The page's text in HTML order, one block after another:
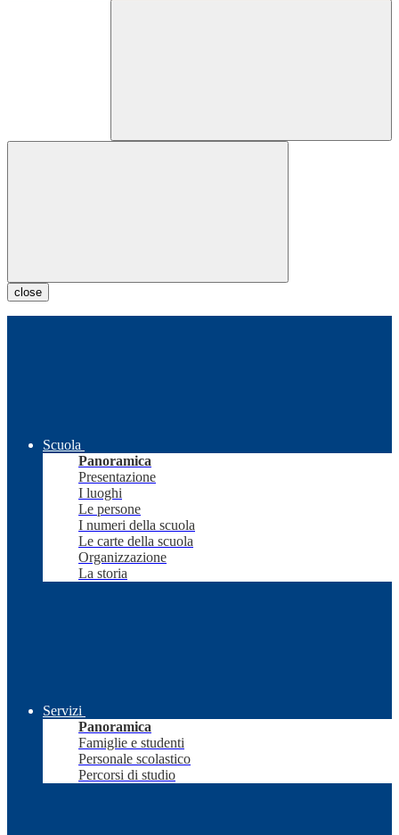
close
Scuola
Panoramica
Presentazione
I luoghi
Le persone
I numeri della scuola
Le carte della scuola
Organizzazione
La storia
Servizi
Panoramica
Famiglie e studenti
Personale scolastico
Percorsi di studio